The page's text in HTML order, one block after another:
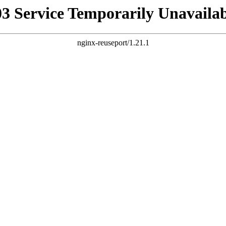
Service Temporarily
nginx-reuseport/1.21.1